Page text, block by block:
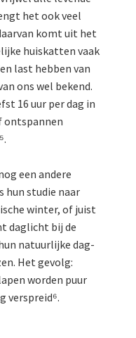
het ook veel
komt uit het
huiskatten vaak
last hebben van
ons wel bekend.
16 uur per dag in
ontspannen
een andere
hun studie naar
winter, of juist
daglicht bij de
natuurlijke dag-
Het gevolg:
worden puur
verspreid⁶.